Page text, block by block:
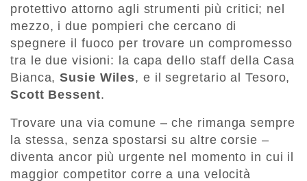
protettivo attorno agli strumenti più critici; nel
mezzo, i due pompieri che cercano di
spegnere il fuoco per trovare un compromesso
tra le due visioni: la capa dello staff della Casa
Bianca,Susie Wiles, e il segretario al Tesoro,
Scott Bessent.
Trovare una via comune – che rimanga sempre
la stessa, senza spostarsi su altre corsie –
diventa ancor più urgente nel momento in cui il
maggior competitor corre a una velocità